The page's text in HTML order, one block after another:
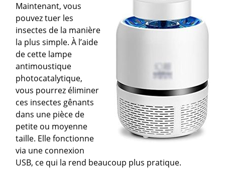
Maintenant, vous
pouvez tuer les
insectes de la manière
la plus simple. À l’aide
de cette lampe
antimoustique
photocatalytique,
vous pourrez éliminer
ces insectes gênants
dans une pièce de
petite ou moyenne
taille. Elle fonctionne
via une connexion
USB, ce qui la rend beaucoup plus pratique.